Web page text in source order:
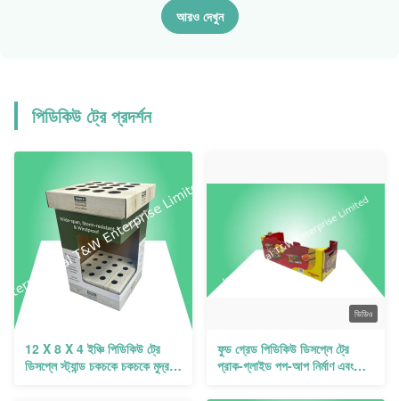
আরও দেখুন
পিডিকিউ ট্রে প্রদর্শন
12 X 8 X 4 ইঞ্চি পিডিকিউ ট্রে
ডিসপ্লে স্ট্যান্ড চকচকে চকচকে মুদ্রণ
ভিডিও
ফুড গ্রেড পিডিকিউ ডিসপ্লে ট্রে
প্রাক-গ্লাইড পপ-আপ নির্মাণ এবং